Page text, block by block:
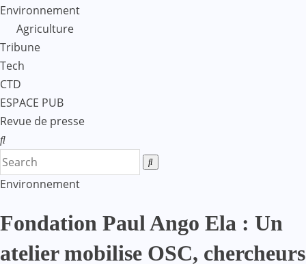
Environnement
Agriculture
Tribune
Tech
CTD
ESPACE PUB
Revue de presse
Environnement
Fondation Paul Ango Ela : Un
atelier mobilise OSC, chercheurs